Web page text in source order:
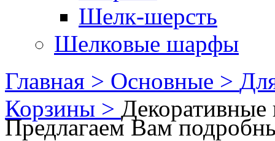
Шелк-шерсть
Шелковые шарфы
Главная > Основные >
Корзины >
Предлагаем Вам